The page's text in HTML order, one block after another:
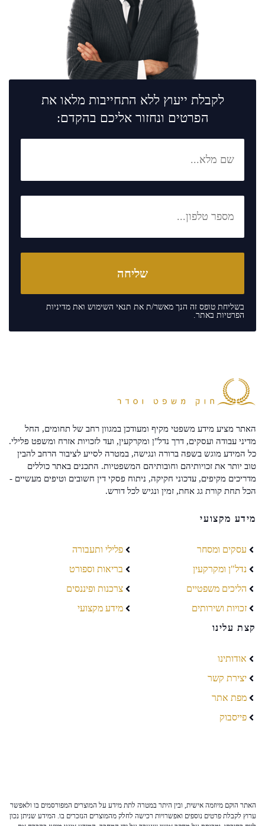
לקבלת ייעוץ ללא התחייבות מלאו את
הפרטים ונחזור אליכם בהקדם:
בשליחת טופס זה הנך מאשר/ת את תנאי השימוש ואת מדיניות
הפרטיות באתר.
האתר מציע מידע משפטי מקיף ומעודכן במגוון רחב של תחומים, החל
מדיני עבודה ועסקים, דרך נדל"ן ומקרקעין, ועד לזכויות אזרח ומשפט פלילי.
כל המידע מוגש בשפה ברורה ונגישה, במטרה לסייע לציבור הרחב להבין
טוב יותר את זכויותיהם וחובותיהם המשפטיות. התכנים באתר כוללים
מדריכים מקיפים, עדכוני חקיקה, ניתוח פסקי דין חשובים וטיפים מעשיים -
הכל תחת קורת גג אחת, זמין ונגיש לכל דורש.
מידע מקצועי
עסקים ומסחר
נדל"ן ומקרקעין
הליכים משפטיים
זכויות ושירותים
פלילי ותעבורה
בריאות וספורט
צרכנות ופיננסים
מידע מקצועי
קצת עלינו
אודותינו
יצירת קשר
מפת אתר
פייסבוק
האתר הוקם מיוזמה אישית, ובין היתר במטרה לתת מידע על המוצרים המפורסמים בו ולאפשר
ערוץ לקבלת פרטים נוספים ואפשרויות רכישה לחלק מהמוצרים הנזכרים בו. המידע שניתן נכון